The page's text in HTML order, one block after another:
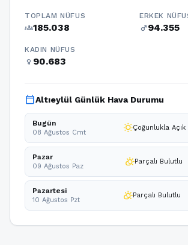
TOPLAM NÜFUS
groups185.038
ERKEK
male94.355
KADIN NÜFUS
female 90.683
calendar_todayAltıeylül Günlük Hava Durumu
Bugün
08 Ağustos Cmt wb_sunnyÇoğunlukla Açık
Pazar
09 Ağustos Paz partly_cloudy_dayParçalı Bulutlu
Pazartesi
10 Ağustos Pzt partly_cloudy_dayParçalı Bulutlu